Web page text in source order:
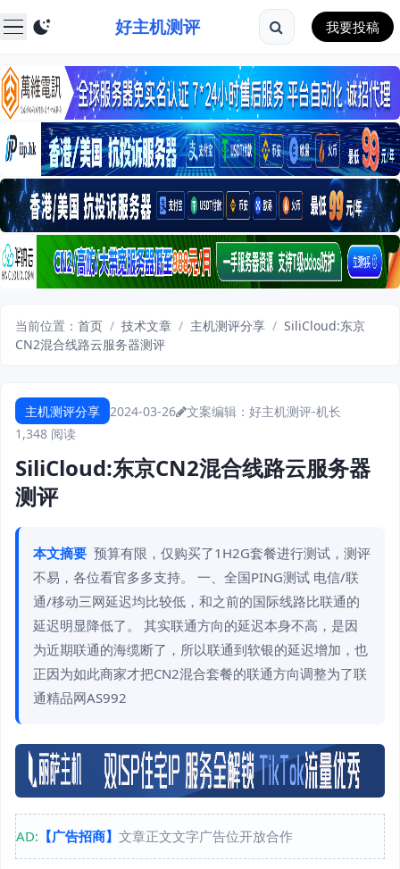
好主机测评 我要投稿
当前位置： 首页 / 技术文章 / 主机测评分享 / SiliCloud:东京
CN2混合线路云服务器测评
主机测评分享 2024-03-26
文案编辑：好主机测评-机长
1,348 阅读
SiliCloud:东京CN2混合线路云服务器
测评
本文摘要 预算有限，仅购买了1H2G套餐进行测试，测评
不易，各位看官多多支持。 一、全国PING测试 电信/联
通/移动三网延迟均比较低，和之前的国际线路比联通的
延迟明显降低了。 其实联通方向的延迟本身不高，是因
为近期联通的海缆断了，所以联通到软银的延迟增加，也
正因为如此商家才把CN2混合套餐的联通方向调整为了联
通精品网AS992
AD: 【广告招商】 文章正文文字广告位开放合作